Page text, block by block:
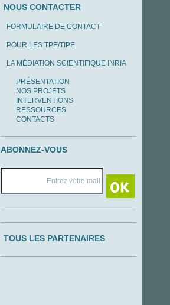
NOUS CONTACTER
FORMULAIRE DE CONTACT
POUR LES TPE/TIPE
LA MÉDIATION SCIENTIFIQUE INRIA
PRÉSENTATION
NOS PROJETS
INTERVENTIONS
RESSOURCES
CONTACTS
ABONNEZ-VOUS
TOUS LES PARTENAIRES